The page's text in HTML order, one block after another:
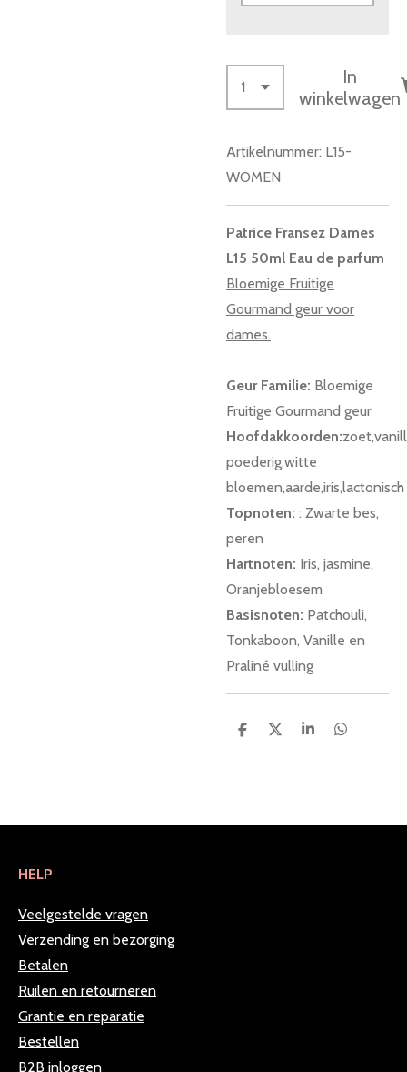
In
winkelwagen
Artikelnummer: L15-
WOMEN
Patrice Fransez Dames
L15 50ml Eau de parfum
Bloemige Fruitige
Gourmand geur voor
dames.
Geur Familie: Bloemige
Fruitige Gourmand geur
Hoofdakkoorden:
poederig,witte
bloemen,aarde,iris,lactonisch
Topnoten: : Zwarte bes,
peren
Hartnoten: Iris, jasmine,
Oranjebloesem
Basisnoten: Patchouli,
Tonkaboon, Vanille en
Praliné vulling
D
D
S
D
HELP
Veelgestelde vragen
Verzending en bezorging
Betalen
Ruilen en retourneren
Grantie en reparatie
Bestellen
B2B inloggen